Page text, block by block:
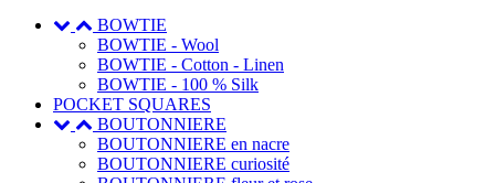
BOWTIE
BOWTIE - Wool
BOWTIE - Cotton - Linen
BOWTIE - 100 % Silk
POCKET SQUARES
BOUTONNIERE
BOUTONNIERE en nacre
BOUTONNIERE curiosité